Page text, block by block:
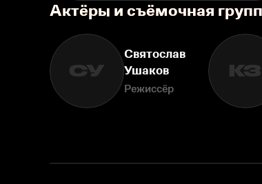
Актёры и съёмочная
СУ
Святослав
Ушаков
Режиссёр
КЗ